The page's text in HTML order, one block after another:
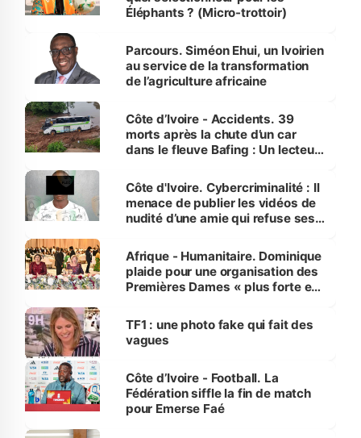
Éléphants ? (Micro-trottoir)
Parcours. Siméon Ehui, un Ivoirien
au service de la transformation
de l’agriculture africaine
Côte d’Ivoire - Accidents. 39
morts après la chute d’un car
dans le fleuve Bafing : Un lecteur
des Transports
Côte d'Ivoire. Cybercriminalité : Il
menace de publier les vidéos de
nudité d’une amie qui refuse ses
Afrique - Humanitaire. Dominique
plaide pour une organisation des
Premières Dames « plus forte et
sur la scène internationale »
TF1 : une photo fake qui fait des
vagues
Côte d’Ivoire - Football. La
Fédération siffle la fin de match
pour Emerse Faé